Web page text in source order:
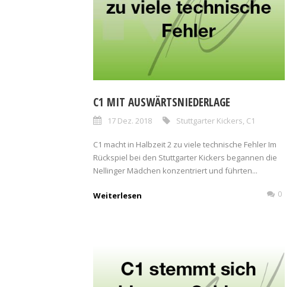
C1 MIT AUSWÄRTSNIEDERLAGE
17 Dez. 2018 Stuttgarter Kickers, C1
C1 macht in Halbzeit 2 zu viele technische Fehler Im
Rückspiel bei den Stuttgarter Kickers begannen die
Nellinger Mädchen konzentriert und führten...
Weiterlesen 0